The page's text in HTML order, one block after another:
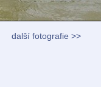
další fotografie >>